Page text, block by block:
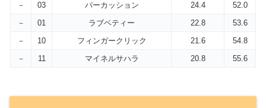
－
03 パーカッション 24.4
52.0
－
01 ラブベティー 22.8
53.6
－
10 フィンガークリック 21.6
54.8
－
11 マイネルサハラ 20.8 55.6